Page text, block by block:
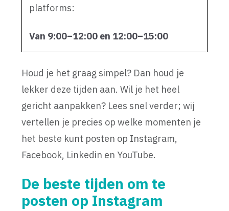
platforms:
Van 9:00–12:00 en 12:00–15:00
Houd je het graag simpel? Dan houd je
lekker deze tijden aan. Wil je het heel
gericht aanpakken? Lees snel verder; wij
vertellen je precies op welke momenten je
het beste kunt posten op Instagram,
Facebook, Linkedin en YouTube.
De beste tijden om te
posten op Instagram